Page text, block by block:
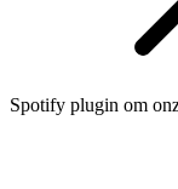
Spotify plugin om